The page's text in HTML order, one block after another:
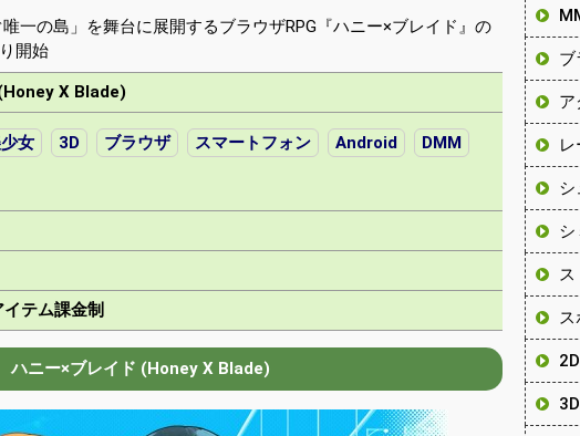
唯一の島」を舞台に展開するブラウザRPG『ハニー×ブレイド』の
開始
X Blade)
女 3D ブラウザ スマートフォン Android
DMM
テム課金制
ハニー×ブレイド (Honey X Blade)
ブ
ア
シ
シ
ス
ス